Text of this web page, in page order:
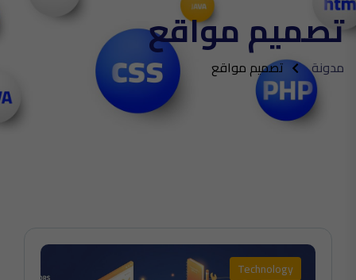
تصميم مواقع
مدونة تصميم مواقع
Technology